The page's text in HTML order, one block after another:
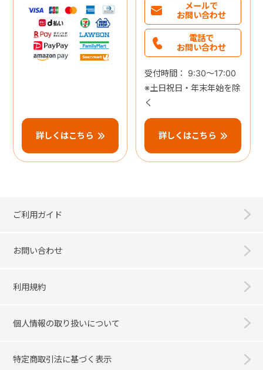
詳しくはこちら
メールで
お問い合わせ
電話で
お問い合わせ
受付時間： 9:30～17:00
※土日祝日・年末年始を除
く
詳しくはこちら
ご利用ガイド
お問い合わせ
利用規約
個人情報の取り扱いについて
特定商取引法に基づく表示